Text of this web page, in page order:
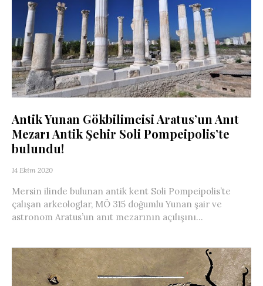
Antik Yunan Gökbilimcisi Aratus’un Anıt
Mezarı Antik Şehir Soli Pompeipolis’te
bulundu!
14 Ekim 2020
Mersin ilinde bulunan antik kent Soli Pompeipolis’te
çalışan arkeologlar, MÖ 315 doğumlu Yunan şair ve
astronom Aratus’un anıt mezarının açılışını...